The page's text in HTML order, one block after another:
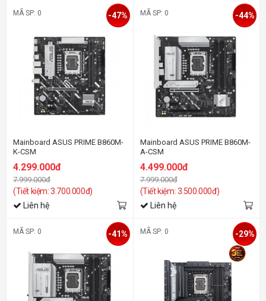
MÃ SP: 0
Mainboard ASUS PRIME B860M-
K-CSM
4.299.000đ
7.999.000đ
(Tiết kiệm: 3.700.000đ)
-47%
Liên hệ
MÃ SP: 0
Mainboard ASUS PRIME B860M-
A-CSM
4.499.000đ
7.999.000đ
(Tiết kiệm: 3.500.000đ)
-44%
Liên hệ
MÃ SP: 0 -41% MÃ SP: 0 -29%